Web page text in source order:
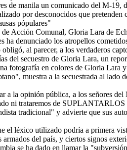
de manila un comunicado del M-19,
por desconocidos que
pópulares"
Acción Comunal, Gloria Lara de
denunciado los atropellos
al parecer, a los verdaderos
del secuestro de Gloria Lara, un
fotografía en colores de Gloria Lara
muestra a la secuestrada al
la opinión pública, a los señores
ni trataremos de
tradicional" y advierte que sus
léxico utilizado podría a primera
del país, y ciertos signos
se ha dado en llamar la